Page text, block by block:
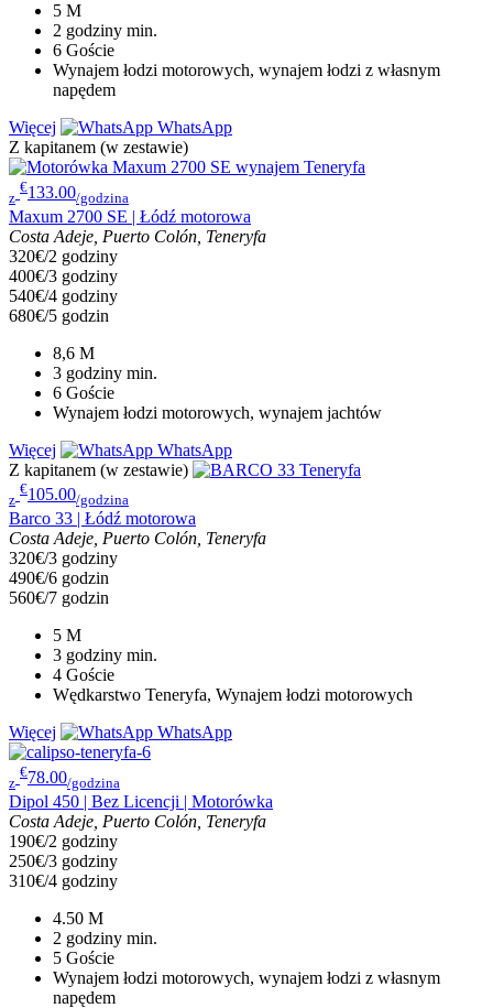
5 M
2 godziny min.
6 Goście
Wynajem łodzi motorowych, wynajem łodzi z własnym
napędem
Więcej
WhatsApp
Z kapitanem (w zestawie)
z
€133.00/godzina
Maxum 2700 SE | Łódź motorowa
Costa Adeje, Puerto Colón, Teneryfa
320€/2 godziny
400€/3 godziny
540€/4 godziny
680€/5 godzin
8,6 M
3 godziny min.
6 Goście
Wynajem łodzi motorowych, wynajem jachtów
Więcej
WhatsApp
Z kapitanem (w zestawie)
z
€105.00/godzina
Barco 33 | Łódź motorowa
Costa Adeje, Puerto Colón, Teneryfa
320€/3 godziny
490€/6 godzin
560€/7 godzin
5 M
3 godziny min.
4 Goście
Wędkarstwo Teneryfa, Wynajem łodzi motorowych
Więcej
WhatsApp
z
€78.00/godzina
Dipol 450 | Bez Licencji | Motorówka
Costa Adeje, Puerto Colón, Teneryfa
190€/2 godziny
250€/3 godziny
310€/4 godziny
4.50 M
2 godziny min.
5 Goście
Wynajem łodzi motorowych, wynajem łodzi z własnym
napędem